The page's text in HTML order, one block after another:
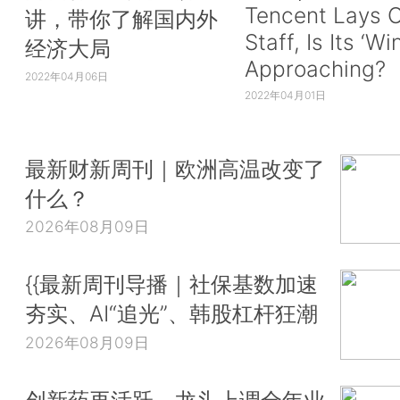
讲，带你了解国内外
经济大局
2022年04月06日
Tencent Lays
Staff, Is Its
Approaching?
2022年04月01日
最新财新周刊｜欧洲高温改变了
什么？
2026年08月09日
{{最新周刊导播｜社保基数加速
夯实、AI“追光”、韩股杠杆狂潮
2026年08月09日